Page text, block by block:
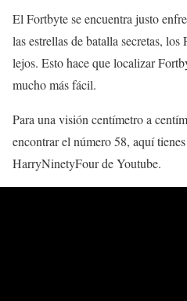
El Fortbyte se encuentra justo
las estrellas de batalla secretas,
lejos. Esto hace que localizar
mucho más fácil.
Para una visión centímetro a
encontrar el número 58, aquí
HarryNinetyFour de Youtube.